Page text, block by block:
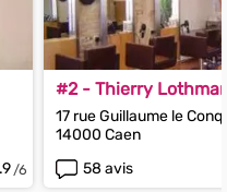
#2 - Thierry
17 rue Guillaume le
14000 Caen
58 avis